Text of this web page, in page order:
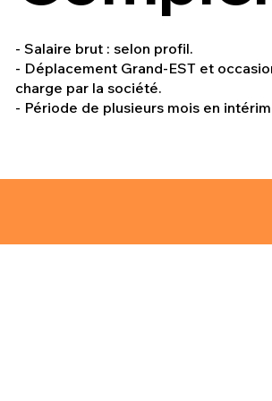
- Salaire brut : selon profil.
- Déplacement Grand-EST et
charge par la société.
- Période de plusieurs mois en